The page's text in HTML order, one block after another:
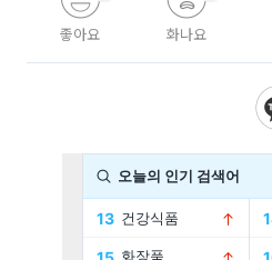
좋아요 화나요